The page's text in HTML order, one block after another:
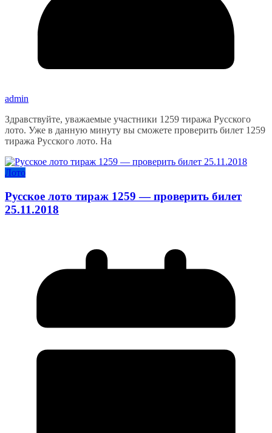
admin
Здравствуйте, уважаемые участники 1259 тиража Русского
лото. Уже в данную минуту вы сможете проверить билет 1259
тиража Русского лото. На
Лото
Русское лото тираж 1259 — проверить билет
25.11.2018